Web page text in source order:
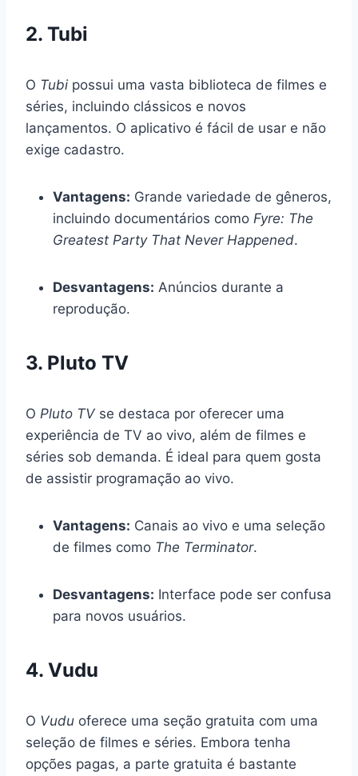
2. Tubi
O Tubi possui uma vasta biblioteca de filmes e
séries, incluindo clássicos e novos
lançamentos. O aplicativo é fácil de usar e não
exige cadastro.
Vantagens: Grande variedade de gêneros,
incluindo documentários como Fyre: The
Greatest Party That Never Happened.
Desvantagens: Anúncios durante a
reprodução.
3. Pluto TV
O Pluto TV se destaca por oferecer uma
experiência de TV ao vivo, além de filmes e
séries sob demanda. É ideal para quem gosta
de assistir programação ao vivo.
Vantagens: Canais ao vivo e uma seleção
de filmes como The Terminator.
Desvantagens: Interface pode ser confusa
para novos usuários.
4. Vudu
O Vudu oferece uma seção gratuita com uma
seleção de filmes e séries. Embora tenha
opções pagas, a parte gratuita é bastante